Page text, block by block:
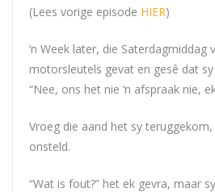
(Lees vorige episode HIER)
‘n Week later, die Saterdagmiddag
motorsleutels gevat en gesê dat sy
“Nee, ons het nie ‘n afspraak nie,
Vroeg die aand het sy
onsteld.
“Wat is fout?” het ek gevra, maar